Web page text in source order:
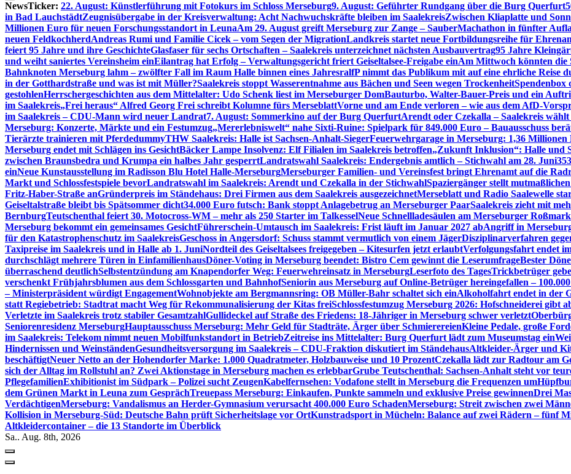
NewsTicker: 22. August: Künstlerführung mit Fotokurs im Schloss Merseburg9. August: Geführter Rundgang über die Burg Querfurt
in Bad LauchstädtZeugnisübergabe in der Kreisverwaltung: Acht Nachwuchskräfte bleiben im SaalekreisZwischen Kliaplatte und
Millionen Euro für neuen Forschungsstandort in LeunaAm 29. August greift Merseburg zur Zange – SauberMachathon in fünfter
neuen FeldkochherdAndreas Rumi und Familie Cicek – vom Segen der MigrationLandkreis startet neue Fortbildungsreihe für
feiert 95 Jahre und ihre GeschichteGlasfaser für sechs Ortschaften – Saalekreis unterzeichnet nächsten Ausbauvertrag95 Jahre
und weiht saniertes Vereinsheim einEilantrag hat Erfolg – Verwaltungsgericht friert Geiseltalsee-Freigabe einAm Mittwoch könnten die
Bahnknoten Merseburg lahm – zwölfter Fall im Raum Halle binnen eines JahresralfP nimmt das Publikum mit auf eine ehrliche Reise
in der Gotthardstraße und was ist mit Müller?Saalekreis stoppt Wasserentnahme aus Bächen und Seen wegen TrockenheitSpendenbox
gestohlenHerrschergeschichten aus dem Mittelalter: Udo Schenk liest im Merseburger DomBauturbo, Walter-Bauer-Preis und ein
im Saalekreis„Frei heraus“ Alfred Georg Frei schreibt Kolumne fürs MerseblattVorne und am Ende verloren – wie aus dem AfD-
im Saalekreis – CDU-Mann wird neuer Landrat7. August: Sommerkino auf der Burg QuerfurtArendt oder Czekalla – Saalekreis
Merseburg: Konzerte, Märkte und ein Festumzug„Mererlebniswelt“ nahe Sixti-Ruine: Spielpark für 849.000 Euro – Bauausschuss
Tierärzte trainieren mit PferdedummyTHW Saalekreis: Halle ist Sachsen-Anhalt-SiegerFeuerwehrgarage in Merseburg: 1,36
Merseburg endet mit Schlägen ins GesichtBäcker Lampe Insolvenz: Elf Filialen im Saalekreis betroffen„Zukunft Inklusion“: Halle und
zwischen Braunsbedra und Krumpa ein halbes Jahr gesperrtLandratswahl Saalekreis: Endergebnis amtlich – Stichwahl am 28. Juni
einNeue Kunstausstellung im Radisson Blu Hotel Halle-MerseburgMerseburger Familien- und Vereinsfest bringt Ehrenamt auf die
Markt und Schlossfestspiele bevorLandratswahl im Saalekreis: Arendt und Czekalla in der StichwahlSpaziergänger stellt
Fritz-Haber-Straße anGründerpreis im Ständehaus: Drei Firmen aus dem Saalekreis ausgezeichnetMerseblatt und Radio Saalewelle
Geiseltalstraße bleibt bis Spätsommer dicht34.000 Euro futsch: Bank stoppt Anlagebetrug an Merseburger PaarSaalekreis zieht mit
BernburgTeutschenthal feiert 30. Motocross-WM – mehr als 250 Starter im TalkesselNeue Schnellladesäulen am Merseburger
Merseburg bekommt ein gemeinsames GesichtFührerschein-Umtausch im Saalekreis: Frist läuft im Januar 2027 abAngriff in
für den Katastrophenschutz im SaalekreisGeschoss in Angersdorf: Schuss stammt vermutlich von einem JägerDisziplinarverfahren
Taxipreise im Saalekreis und in Halle ab 1. JuniNordteil des Geiseltalsees freigegeben – Kitesurfen jetzt erlaubtVerfolgungsfahrt endet
durchschlägt mehrere Türen in EinfamilienhausDöner-Voting in Merseburg beendet: Bistro Cem gewinnt die LeserumfrageBester
überraschend deutlichSelbstentzündung am Knapendorfer Weg: Feuerwehreinsatz in MerseburgLeserfoto des TagesTrickbetrüger
verschenkt Frühjahrsblumen aus dem Schlossgarten und BahnhofSeniorin aus Merseburg auf Online-Betrüger hereingefallen –
– Ministerpräsident würdigt EngagementWohnobjekte am Bergmannsring: OB Müller-Bahr schaltet sich einAlkoholfahrt endet in der
statt Regiebetrieb: Stadtrat macht Weg für Rekommunalisierung der Kitas freiSchlossfestumzug Merseburg 2026: Hofschneiderei gibt
Verletzte im Saalekreis trotz stabiler GesamtzahlGullideckel auf Straße des Friedens: 18-Jähriger in Merseburg schwer verletzt
Seniorenresidenz MerseburgHauptausschuss Merseburg: Mehr Geld für Stadträte, Ärger über SchmierereienKleine Pedale, große
im Saalekreis: Telekom nimmt neuen Mobilfunkstandort in BetriebZeitreise ins Mittelalter: Burg Querfurt lädt zum Museumstag ein
Hindernissen und WeinständenGesundheitsversorgung im Saalekreis – CDU-Fraktion diskutiert im StändehausAltkleider-Ärger und
beschäftigtNeuer Netto an der Hohendorfer Marke: 1.000 Quadratmeter, Holzbauweise und 10 ProzentCzekalla lädt zur Radtour am
sich der Alltag im Rollstuhl an? Zwei Aktionstage in Merseburg machen es erlebbarGrube Teutschenthal: Sachsen-Anhalt steht vor
PflegefamilienExhibitionist im Südpark – Polizei sucht ZeugenKabelfernsehen: Vodafone stellt in Merseburg die Frequenzen um
dem Grünen Markt in Leuna zum GesprächTreuepass Merseburg: Einkaufen, Punkte sammeln und exklusive Preise gewinnenDrei
VerdächtigenMerseburg: Vandalismus an Herder-Gymnasium verursacht 400.000 Euro SchadenMerseburg: Streit zwischen zwei
Kollision in Merseburg-Süd: Deutsche Bahn prüft Sicherheitslage vor OrtKunstradsport in Mücheln: Balance auf zwei Rädern – fünf
Altkleidercontainer – die 13 Standorte im Überblick
Sa.. Aug. 8th, 2026